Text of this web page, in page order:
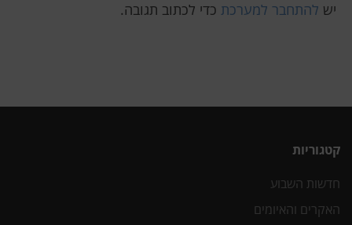
יש להתחבר למערכת כדי לכתוב תגובה.
קטגוריות
חדשות השבוע
האקרים והאיומים